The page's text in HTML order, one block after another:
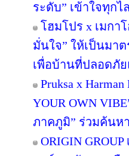
ระดับ” เข้าใจทุก
โฮมโปร x เมกา
มั่นใจ” ให้เป็นมา
เพื่อบ้านที่ปลอดภั
Pruksa x
YOUR OWN
ภาคภูมิ” ร่วมค้นห
ORIGIN